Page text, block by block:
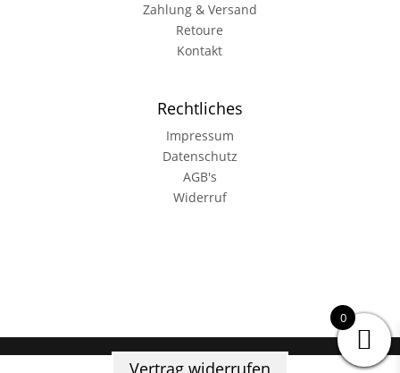
Zahlung & Versand
Retoure
Kontakt
Rechtliches
Impressum
Datenschutz
AGB's
Widerruf
0